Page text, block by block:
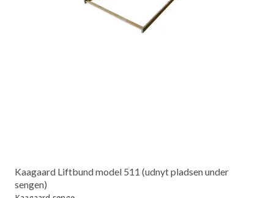
Kaagaard Liftbund model 511 (udnyt pladsen under
sengen)